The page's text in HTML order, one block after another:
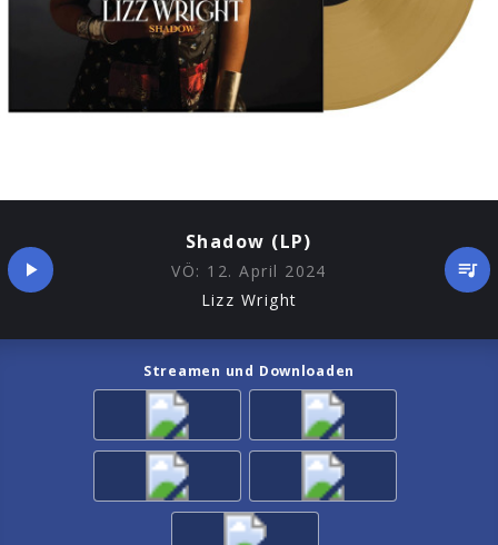
Shadow (LP)
VÖ: 12. April 2024
Lizz Wright
Streamen und Downloaden